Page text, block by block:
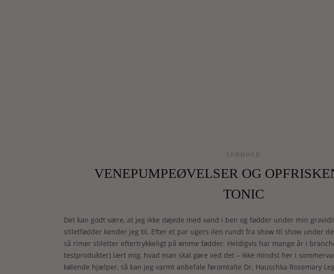
SKØNHED
VENEPUMPEØVELSER OG
TONIC
Det kan godt være, at jeg ikke døjede med vand i ben og fødder under min
stiletfødder kender jeg til. Efter et par ugers ilen rundt fra show til show under
så rimer stiletter eftertrykkeligt på ømme fødder. Heldigvis har mange år i
testprodukter) lært mig, hvad man skal gøre ved det – ikke mindst her i
kølende hjælper, så kan jeg varmt anbefale føromtalte Dr. Hauschka Rosemary